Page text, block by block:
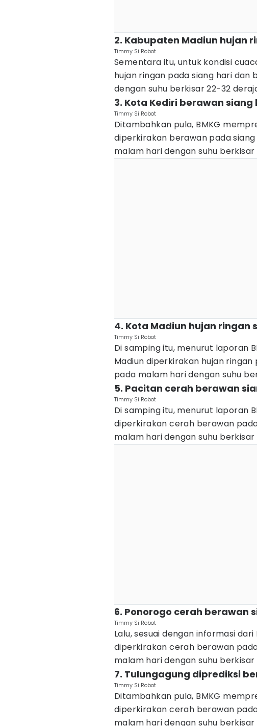
2. Kabupaten Madiun hujan
Timmy Si Robot
Sementara itu, untuk kondisi
hujan ringan pada siang hari
dengan suhu berkisar 22-32
3. Kota Kediri berawan siang
Timmy Si Robot
Ditambahkan pula, BMKG
diperkirakan berawan pada
malam hari dengan suhu
4. Kota Madiun hujan ringan
Timmy Si Robot
Di samping itu, menurut laporan
Madiun diperkirakan hujan
pada malam hari dengan suhu
5. Pacitan cerah berawan
Timmy Si Robot
Di samping itu, menurut laporan
diperkirakan cerah berawan
malam hari dengan suhu
6. Ponorogo cerah berawan
Timmy Si Robot
Lalu, sesuai dengan informasi
diperkirakan cerah berawan
malam hari dengan suhu
7. Tulungagung diprediksi
Timmy Si Robot
Ditambahkan pula, BMKG
diperkirakan cerah berawan
malam hari dengan suhu berkisar